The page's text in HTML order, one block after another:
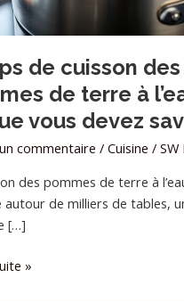
de cuisson des
de terre à
vous devez
commentaire /Cuisine /
des pommes de terre à
de milliers de tables,
[…]
»